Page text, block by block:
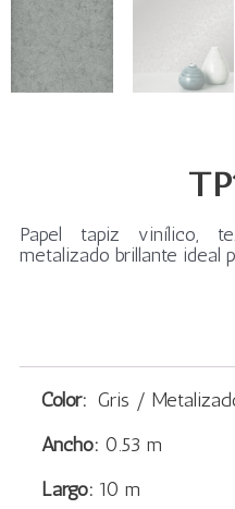
Papel tapiz vinílico,
metalizado brillante ideal
Color: Gris /
Ancho: 0.53 m
Largo: 10 m